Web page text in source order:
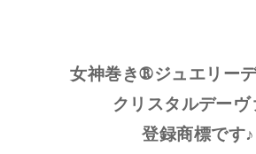
女神巻き®ジュエリー
クリスタルデーヴ
登録商標です♪